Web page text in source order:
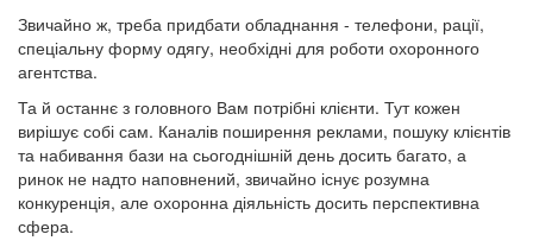
Звичайно ж, треба придбати обладнання - телефони, рації,
спеціальну форму одягу, необхідні для роботи охоронного
агентства.
Та й останнє з головного Вам потрібні клієнти. Тут кожен
вирішує собі сам. Каналів поширення реклами, пошуку клієнтів
та набивання бази на сьогоднішній день досить багато, а
ринок не надто наповнений, звичайно існує розумна
конкуренція, але охоронна діяльність досить перспективна
сфера.